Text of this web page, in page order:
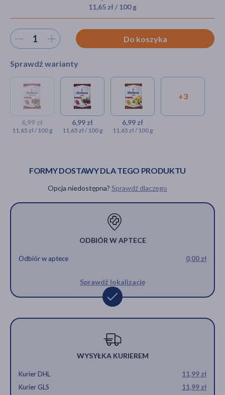
Hit
11,65 zł / 100 g
Wybierz ilość Do koszyka
Sprawdź warianty
6,99 zł
11,65 zł / 100 g
Verbena, cukierki ziołowe,
dzika róża, 60 g
6,99 zł
6,99 zł
11,65 zł / 100 g
Verbena, cukierki
ziołowe, głóg, 60 g
6,99 zł
6,99 zł
11,65 zł / 100 g
Verbena,
cukierki
+3
FORMY DOSTAWY DLA TEGO PRODUKTU
Opcja niedostępna? Sprawdź dlaczego
ODBIÓR W APTECE
Odbiór w aptece 0,00 zł
Sprawdź lokalizację
WYSYŁKA KURIEREM
Kurier DHL
11,99 zł
Kurier GLS
11,99 zł